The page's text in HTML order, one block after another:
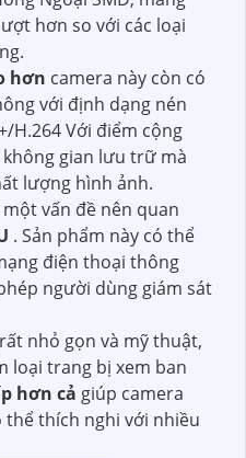
hơn so với các loại
hơn camera này còn có
với định dạng nén
H.264 Với điểm cộng
gian lưu trữ mà
lượng hình ảnh.
vấn đề nên quan
. Sản phẩm này có thể
điện thoại thông
người dùng giám sát
nhỏ gọn và mỹ thuật,
loại trang bị xem ban
hơn cả giúp camera
thích nghi với nhiều